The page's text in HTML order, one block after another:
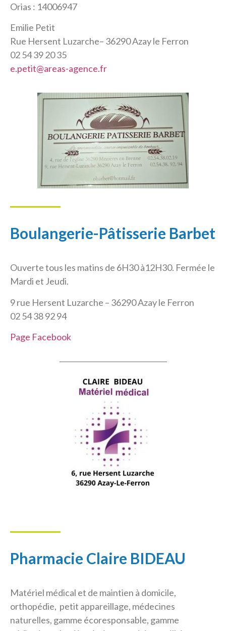
Orias : 14006947
Emilie Petit
Rue Hersent Luzarche– 36290 Azay le Ferron
02 54 39 20 35
e.petit@areas-agence.fr
Boulangerie-Pâtisserie Barbet
Ouverte tous les matins de 6H30 à12H30. Fermée le
Mardi et Jeudi.
9 rue Hersent Luzarche – 36290 Azay le Ferron
02 54 38 92 94
Page Facebook
Pharmacie Claire BIDEAU
Matériel médical et de maintien à domicile,
orthopédie, petit appareillage, médecines
naturelles, gamme écoresponsable, gamme